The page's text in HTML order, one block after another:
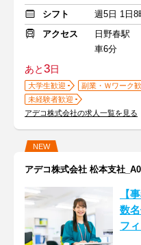
シフト
週5日 1日8
アクセス
日野春駅
車6分
あと3日
大学生歓迎 副業・Ｗワーク
未経験者歓迎
アデコ株式会社の求人一覧を見る
NEW
アデコ株式会社 松本支社
【
数
フ